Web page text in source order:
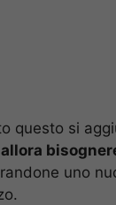
questo si
uno